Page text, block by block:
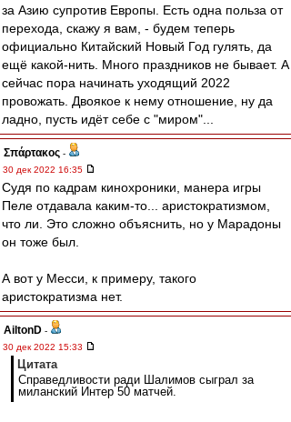
за Азию супротив Европы. Есть одна польза от
перехода, скажу я вам, - будем теперь
официально Китайский Новый Год гулять, да
ещё какой-нить. Много праздников не бывает. А
сейчас пора начинать уходящий 2022
провожать. Двоякое к нему отношение, ну да
ладно, пусть идёт себе с "миром"...
Σπάρτακος -
30 дек 2022 16:35
Судя по кадрам кинохроники, манера игры
Пеле отдавала каким-то... аристократизмом,
что ли. Это сложно объяснить, но у Марадоны
он тоже был.
А вот у Месси, к примеру, такого
аристократизма нет.
AiltonD -
30 дек 2022 15:33
Цитата
Справедливости ради Шалимов сыграл за
миланский Интер 50 матчей.